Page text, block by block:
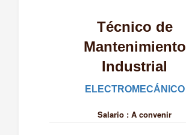
ALTEA FARMACÉUTICA S.A.
ALTERNATIVA DE MODA S.A.S.
Técnico de
Mantenimiento
Industrial
ELECTROMECÁNICO
Salario : A convenir